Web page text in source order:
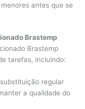
antes que se
Brastemp
Brastemp
tarefas, incluindo:
regular
a qualidade do